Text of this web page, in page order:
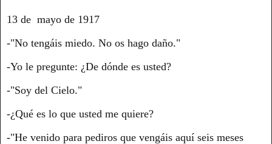
13 de mayo de 1917
-"No tengáis miedo. No os hago daño."
-Yo le pregunte: ¿De dónde es usted?
-"Soy del Cielo."
-¿Qué es lo que usted me quiere?
-"He venido para pediros que vengáis aquí seis meses